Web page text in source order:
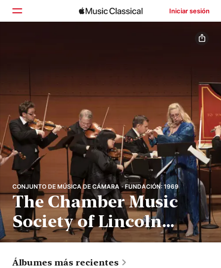
Iniciar sesión
CONJUNTO DE MÚSICA DE CÁMARA · FUNDACIÓN: 1969
The Chamber Music
Society of Lincoln
Center
Álbumes más recientes